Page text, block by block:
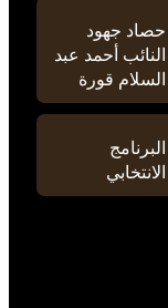
حصاد جهود
النائب أحمد عبد
السلام قورة
البرنامج
الانتخابي